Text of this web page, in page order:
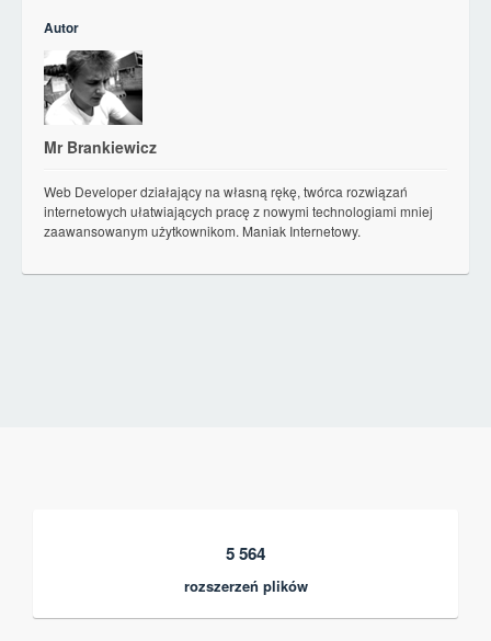
Autor
Mr Brankiewicz
Web Developer działający na własną rękę, twórca rozwiązań
internetowych ułatwiających pracę z nowymi technologiami mniej
zaawansowanym użytkownikom. Maniak Internetowy.
5 564
rozszerzeń plików